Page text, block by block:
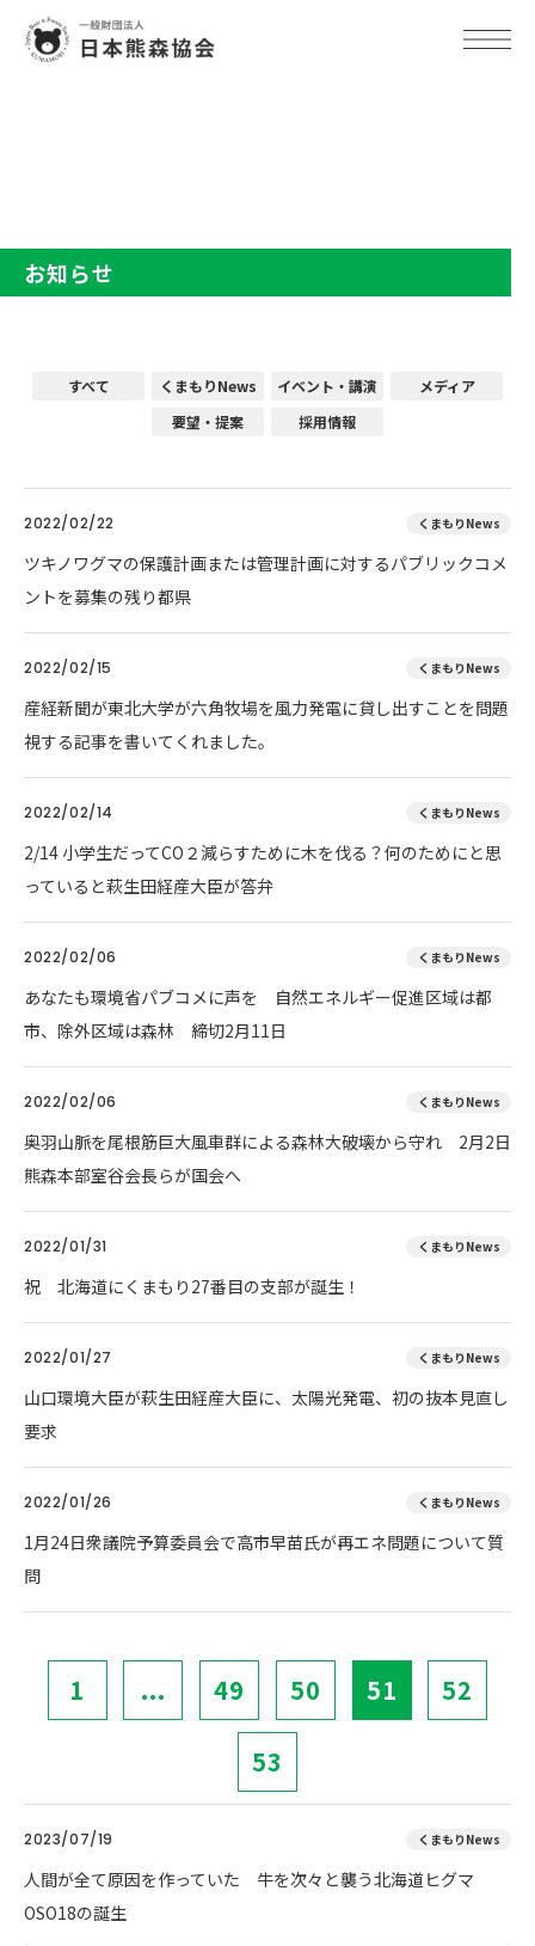
お知らせ
すべて くまもりNews イベント・講演
メディア
要望・提案
採用情報
2022/02/22 くまもりNews
ツキノワグマの保護計画または管理計画に対するパブリックコメ
ントを募集の残り都県
2022/02/15 くまもりNews
産経新聞が東北大学が六角牧場を風力発電に貸し出すことを問題
視する記事を書いてくれました。
2022/02/14 くまもりNews
2/14 小学生だってCO２減らすために木を伐る？何のためにと思
っていると萩生田経産大臣が答弁
2022/02/06 くまもりNews
あなたも環境省パブコメに声を 自然エネルギー促進区域は都
市、除外区域は森林 締切2月11日
2022/02/06 くまもりNews
奥羽山脈を尾根筋巨大風車群による森林大破壊から守れ 2月2日
熊森本部室谷会長らが国会へ
2022/01/31 くまもりNews
祝 北海道にくまもり27番目の支部が誕生！
2022/01/27 くまもりNews
山口環境大臣が萩生田経産大臣に、太陽光発電、初の抜本見直し
要求
2022/01/26 くまもりNews
1月24日衆議院予算委員会で高市早苗氏が再エネ問題について質
問
1 ... 49 50 51 52
53
2023/07/19 くまもりNews
人間が全て原因を作っていた 牛を次々と襲う北海道ヒグマ
OSO18の誕生